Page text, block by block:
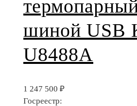
шиной USB
U8488A
1 247 500 ₽
Госреестр: